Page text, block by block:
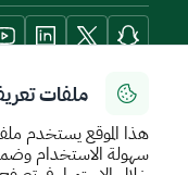
ملفات
هذا الموقع يستخدم
سهولة الاستخدام
أدوات الإتاحة